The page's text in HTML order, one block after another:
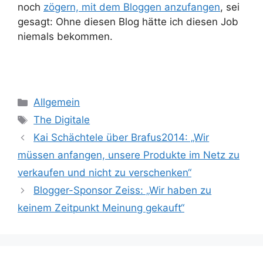
noch zögern, mit dem Bloggen anzufangen, sei
gesagt: Ohne diesen Blog hätte ich diesen Job
niemals bekommen.
Kategorien
Allgemein
Schlagwörter
The Digitale
Kai Schächtele über Brafus2014: „Wir
müssen anfangen, unsere Produkte im Netz zu
verkaufen und nicht zu verschenken“
Blogger-Sponsor Zeiss: „Wir haben zu
keinem Zeitpunkt Meinung gekauft“